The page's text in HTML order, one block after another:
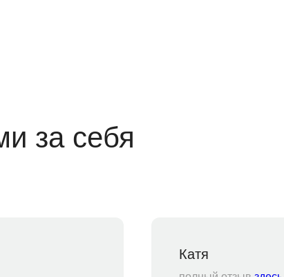
за себя
Катя